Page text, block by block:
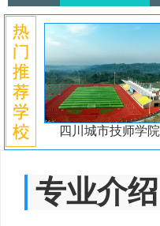
四川城市技师学院
专业介绍